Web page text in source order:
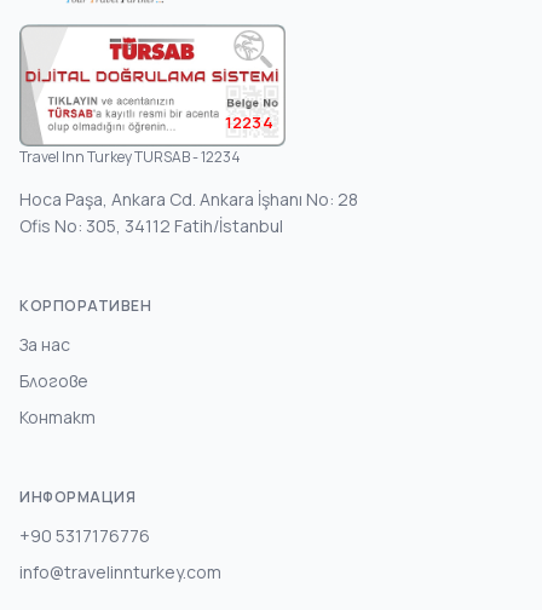
12234
Travel Inn Turkey TURSAB - 12234
Hoca Paşa, Ankara Cd. Ankara İşhanı No: 28
Ofis No: 305, 34112 Fatih/İstanbul
КОРПОРАТИВЕН
За нас
Блогове
Контакт
ИНФОРМАЦИЯ
+90 5317176776
info@travelinnturkey.com